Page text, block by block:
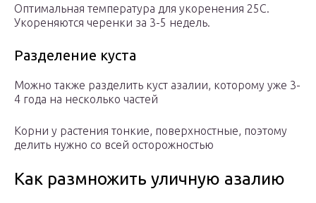
Оптимальная температура для укоренения 25С.
Укореняются черенки за 3-5 недель.
Разделение куста
Можно также разделить куст азалии, которому уже 3-
4 года на несколько частей
Корни у растения тонкие, поверхностные, поэтому
делить нужно со всей осторожностью
Как размножить уличную азалию